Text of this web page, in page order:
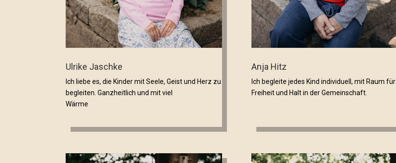
Ulrike Jaschke
Ich liebe es, die Kinder mit Seele, Geist und Herz zu
begleiten. Ganzheitlich und mit viel
Wärme
Anja Hitz
Ich begleite jedes Kind individuell, mit Raum für
Freiheit und Halt in der Gemeinschaft.